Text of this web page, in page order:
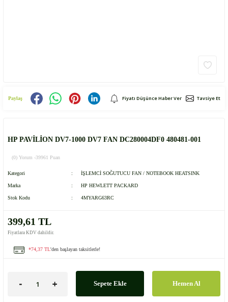
Paylaş Fiyatı Düşünce Haber Ver Tavsiye Et
HP PAVİLİON DV7-1000 DV7 FAN DC280004DF0 480481-001
(0) Yorum -39961 Puan
Kategori İŞLEMCİ SOĞUTUCU FAN / NOTEBOOK HEATSINK
Marka HP HEWLETT PACKARD
Stok Kodu 4MYARG63RC
399,61 TL
Fiyatlara KDV dahildir.
*74,37 TL'den başlayan taksitlerle!
Sepete Ekle Hemen Al